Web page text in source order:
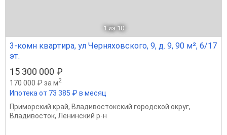
1 из 10
3-комн квартира, ул Черняховского, 9, д. 9, 90 м², 6/17
эт.
15 300 000 ₽
170 000 ₽ за м2
Ипотека от 73 385 ₽ в месяц
Приморский край, Владивостокский городской округ,
Владивосток, Ленинский р-н